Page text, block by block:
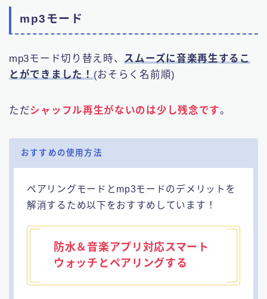
mp3モード
mp3モード切り替え時、 スムーズに音楽再生するこ
とができました！ (おそらく名前順)
ただシャッフル再生がないのは少し残念です。
おすすめの使用方法
ペアリングモードとmp3モードのデメリットを
解消するため以下をおすすめしています！
防水＆音楽アプリ対応スマート
ウォッチとペアリングする